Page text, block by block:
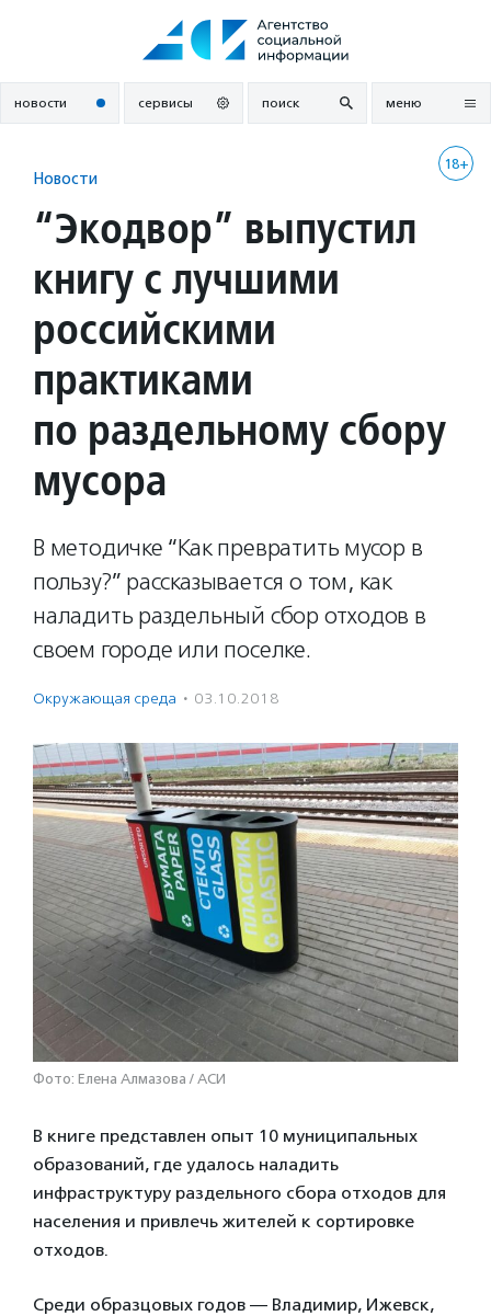
новости сервисы поиск меню
18+
Новости
“Экодвор” выпустил
книгу с лучшими
российскими
практиками
по раздельному сбору
мусора
В методичке “Как превратить мусор в
пользу?” рассказывается о том, как
наладить раздельный сбор отходов в
своем городе или поселке.
Окружающая среда · 03.10.2018
Фото: Елена Алмазова / АСИ
В книге представлен опыт 10 муниципальных
образований, где удалось наладить
инфраструктуру раздельного сбора отходов для
населения и привлечь жителей к сортировке
отходов.
Среди образцовых годов — Владимир, Ижевск,